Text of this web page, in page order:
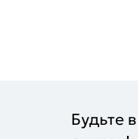
Будьте